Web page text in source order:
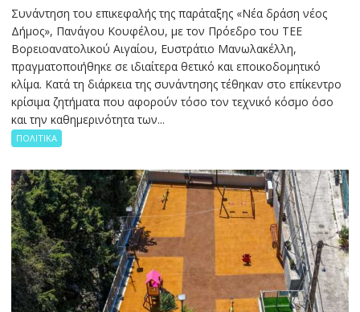
Συνάντηση του επικεφαλής της παράταξης «Νέα δράση νέος
Δήμος», Πανάγου Κουφέλου, με τον Πρόεδρο του ΤΕΕ
Βορειοανατολικού Αιγαίου, Ευστράτιο Μανωλακέλλη,
πραγματοποιήθηκε σε ιδιαίτερα θετικό και εποικοδομητικό
κλίμα. Κατά τη διάρκεια της συνάντησης τέθηκαν στο επίκεντρο
κρίσιμα ζητήματα που αφορούν τόσο τον τεχνικό κόσμο όσο
και την καθημερινότητα των...
ΠΟΛΙΤΙΚΑ